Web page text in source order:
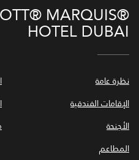
MARQUIS®
HOTEL DUBAI
نظرة عامة
الإقامات الفندقية
الأجنحة
المطاعم